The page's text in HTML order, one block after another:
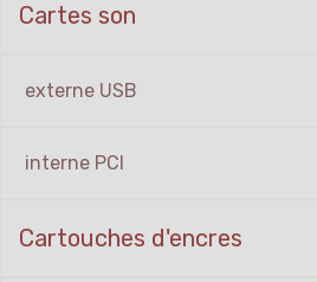
Cartes son
externe USB
interne PCI
Cartouches d'encres